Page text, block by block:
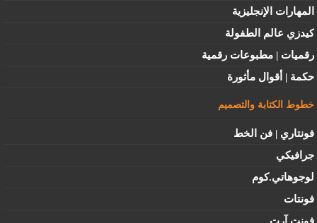
المهارات الإنجليزية
كيدزي عالم الطفولة
رقميات | مطبوعات رقمية
حكمة | أقوال مأثورة
خطوط الكتابة والتصميم
فونتاري | فن الخط
جرافيكي
لوجوهاتي.كوم
فونتات
فونت آرت